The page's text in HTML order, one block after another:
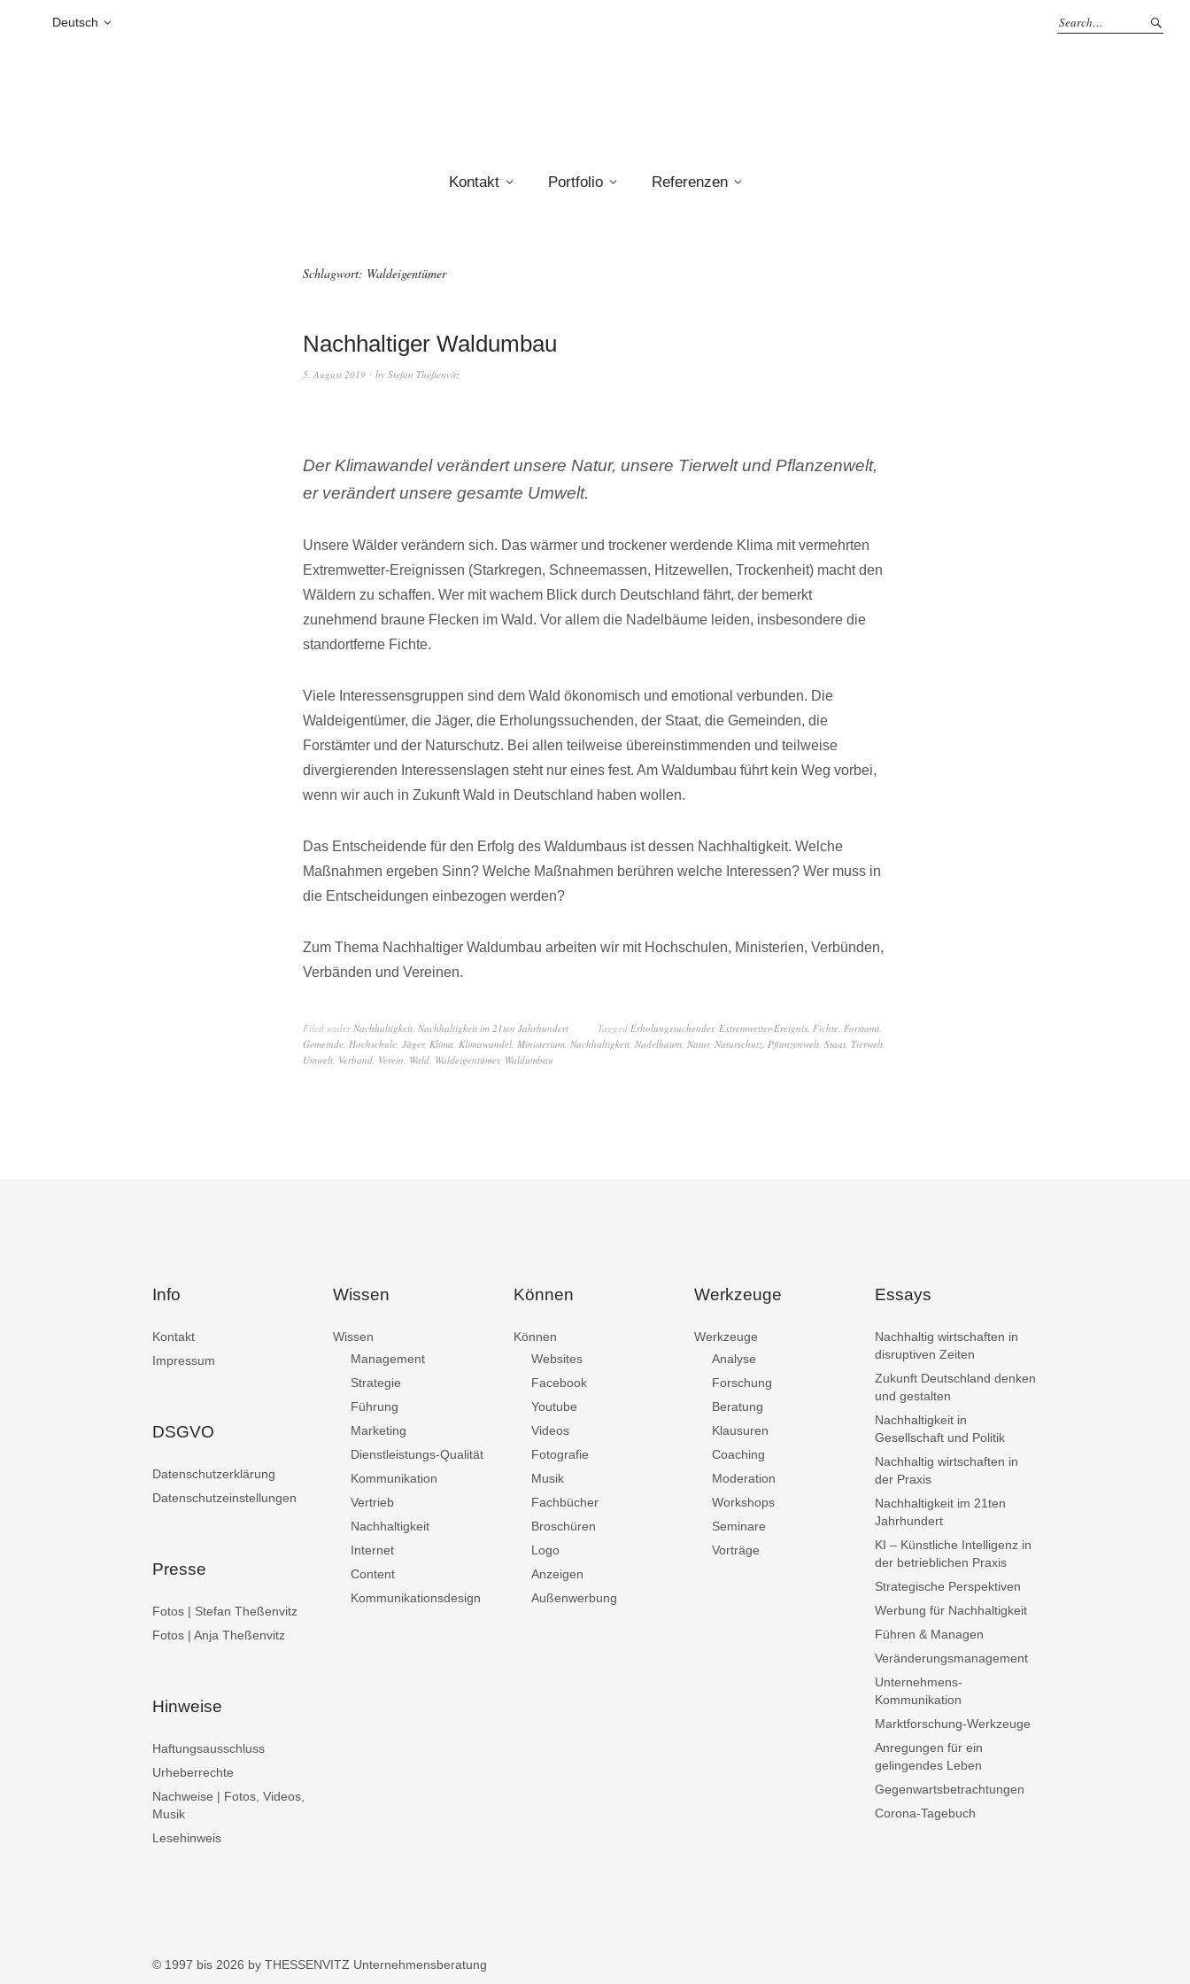
Deutsch
Kontakt Portfolio Referenzen
Schlagwort: Waldeigentümer
Nachhaltiger Waldumbau
5. August 2019 by Stefan Theßenvitz
Der Klimawandel verändert unsere Natur, unsere Tierwelt und Pflanzenwelt,
er verändert unsere gesamte Umwelt.
Unsere Wälder verändern sich. Das wärmer und trockener werdende Klima mit vermehrten
Extremwetter-Ereignissen (Starkregen, Schneemassen, Hitzewellen, Trockenheit) macht den
Wäldern zu schaffen. Wer mit wachem Blick durch Deutschland fährt, der bemerkt
zunehmend braune Flecken im Wald. Vor allem die Nadelbäume leiden, insbesondere die
standortferne Fichte.
Viele Interessensgruppen sind dem Wald ökonomisch und emotional verbunden. Die
Waldeigentümer, die Jäger, die Erholungssuchenden, der Staat, die Gemeinden, die
Forstämter und der Naturschutz. Bei allen teilweise übereinstimmenden und teilweise
divergierenden Interessenslagen steht nur eines fest. Am Waldumbau führt kein Weg vorbei,
wenn wir auch in Zukunft Wald in Deutschland haben wollen.
Das Entscheidende für den Erfolg des Waldumbaus ist dessen Nachhaltigkeit. Welche
Maßnahmen ergeben Sinn? Welche Maßnahmen berühren welche Interessen? Wer muss in
die Entscheidungen einbezogen werden?
Zum Thema Nachhaltiger Waldumbau arbeiten wir mit Hochschulen, Ministerien, Verbünden,
Verbänden und Vereinen.
Filed underNachhaltigkeit, Nachhaltigkeit im 21ten Jahrhundert Tagged Erholungssuchender, Extremwetter-Ereignis, Fichte, Forstamt,
Gemeinde, Hochschule, Jäger, Klima, Klimawandel, Ministerium, Nachhaltigkeit, Nadelbaum, Natur, Naturschutz, Pflanzenwelt, Staat, Tierwelt,
Umwelt, Verband, Verein, Wald, Waldeigentümer, Waldumbau
Info
Kontakt
Impressum
DSGVO
Datenschutzerklärung
Datenschutzeinstellungen
Presse
Fotos | Stefan Theßenvitz
Fotos | Anja Theßenvitz
Hinweise
Haftungsausschluss
Urheberrechte
Nachweise | Fotos, Videos,
Musik
Lesehinweis
Wissen
Wissen
Management
Strategie
Führung
Marketing
Dienstleistungs-Qualität
Kommunikation
Vertrieb
Nachhaltigkeit
Internet
Content
Kommunikationsdesign
Können
Können
Websites
Facebook
Youtube
Videos
Fotografie
Musik
Fachbücher
Broschüren
Logo
Anzeigen
Außenwerbung
Werkzeuge
Werkzeuge
Analyse
Forschung
Beratung
Klausuren
Coaching
Moderation
Workshops
Seminare
Vorträge
Essays
Nachhaltig wirtschaften in
disruptiven Zeiten
Zukunft Deutschland denken
und gestalten
Nachhaltigkeit in
Gesellschaft und Politik
Nachhaltig wirtschaften in
der Praxis
Nachhaltigkeit im 21ten
Jahrhundert
KI – Künstliche Intelligenz in
der betrieblichen Praxis
Strategische Perspektiven
Werbung für Nachhaltigkeit
Führen & Managen
Veränderungsmanagement
Unternehmens-
Kommunikation
Marktforschung-Werkzeuge
Anregungen für ein
gelingendes Leben
Gegenwartsbetrachtungen
Corona-Tagebuch
© 1997 bis 2026 by THESSENVITZ Unternehmensberatung